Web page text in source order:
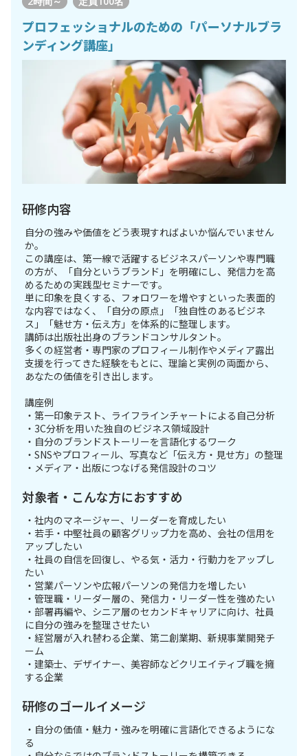
プロフェッショナルのための「パーソナルブラ
ンディング講座」
研修内容
自分の強みや価値をどう表現すればよいか悩んでいません
か。
この講座は、第一線で活躍するビジネスパーソンや専門職
の方が、「自分というブランド」を明確にし、発信力を高
めるための実践型セミナーです。
単に印象を良くする、フォロワーを増やすといった表面的
な内容ではなく、「自分の原点」「独自性のあるビジネ
ス」「魅せ方・伝え方」を体系的に整理します。
講師は出版社出身のブランドコンサルタント。
多くの経営者・専門家のプロフィール制作やメディア露出
支援を行ってきた経験をもとに、理論と実例の両面から、
あなたの価値を引き出します。
講座例
・第一印象テスト、ライフラインチャートによる自己分析
・3C分析を用いた独自のビジネス領域設計
・自分のブランドストーリーを言語化するワーク
・SNSやプロフィール、写真など「伝え方・見せ方」の整理
・メディア・出版につなげる発信設計のコツ
対象者・こんな方におすすめ
・社内のマネージャー、リーダーを育成したい
・若手・中堅社員の顧客グリップ力を高め、会社の信用を
アップしたい
・社員の自信を回復し、やる気・活力・行動力をアップし
たい
・営業パーソンや広報パーソンの発信力を増したい
・管理職・リーダー層の、発信力・リーダー性を強めたい
・部署再編や、シニア層のセカンドキャリアに向け、社員
に自分の強みを整理させたい
・経営層が入れ替わる企業、第二創業期、新規事業開発チ
ーム
・建築士、デザイナー、美容師などクリエイティブ職を擁
する企業
研修のゴールイメージ
・自分の価値・魅力・強みを明確に言語化できるようにな
る